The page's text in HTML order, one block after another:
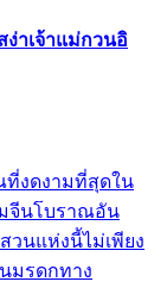
ง่าเจ้าแม่กวนอิ
งดงามที่สุดใน
มจีนโบราณอัน
วนแห่งนี้ไม่เพียง
มรดกทาง